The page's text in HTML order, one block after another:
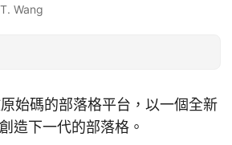
Wang
始碼的部落格平台，以一個全新
造下一代的部落格。